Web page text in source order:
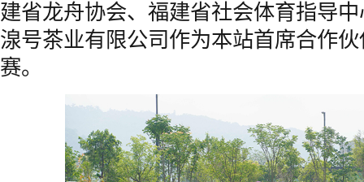
建省龙舟协会、福建省社会体育指导
湶号茶业有限公司作为本站首席合作
赛。